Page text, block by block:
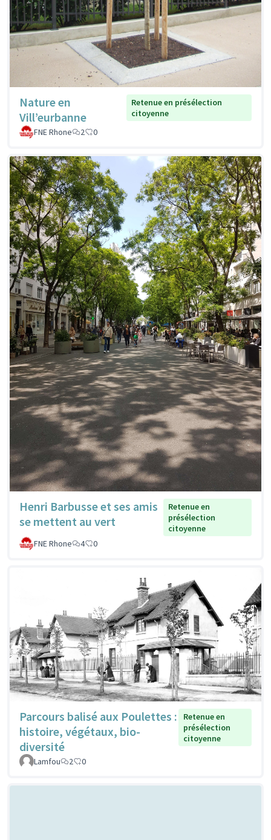
Nature en
Vill’eurbanne
Retenue en présélection
citoyenne
FNE Rhone
2 0
Henri Barbusse et ses amis
se mettent au vert
Retenue en
présélection
citoyenne
FNE Rhone
4 0
Parcours balisé aux Poulettes :
histoire, végétaux, bio-
diversité
Retenue en
présélection
citoyenne
Lamfou 2 0